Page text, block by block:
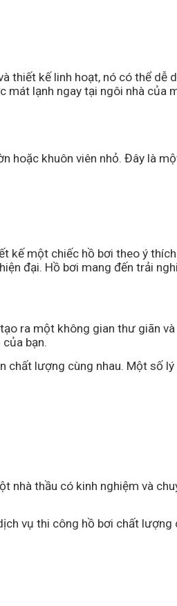
thiết kế linh hoạt, nó có thể dễ
lạnh ngay tại ngôi nhà của
hoặc khuôn viên nhỏ. Đây là
kế một chiếc hồ bơi theo ý
đại. Hồ bơi mang đến trải
ra một không gian thư giãn
bạn.
lượng cùng nhau. Một số
thầu có kinh nghiệm và
vụ thi công hồ bơi chất